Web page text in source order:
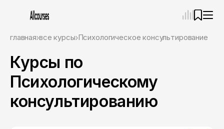
главная все курсы Психологическое консультирование
Курсы по
Психологическому
консультированию
Ассистент 07.08.26, 04:31
Привет! Я Ваш карьерный навигатор. Подберу
курсы, которые соответствует именно вашим
целям.
Пожалуйста, ответьте на несколько вопросов,
чтобы начать.